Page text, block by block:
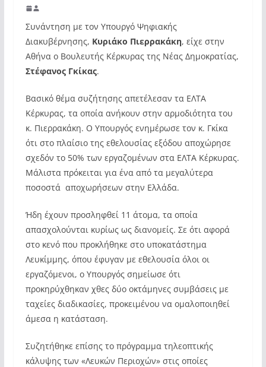
Συνάντηση με τον Υπουργό Ψηφιακής
Διακυβέρνησης, Κυριάκο Πιερρακάκη, είχε στην
Αθήνα ο Βουλευτής Κέρκυρας της Νέας Δημοκρατίας,
Στέφανος Γκίκας.
Βασικό θέμα συζήτησης απετέλεσαν τα ΕΛΤΑ
Κέρκυρας, τα οποία ανήκουν στην αρμοδιότητα του
κ. Πιερρακάκη. Ο Υπουργός ενημέρωσε τον κ. Γκίκα
ότι στο πλαίσιο της εθελουσίας εξόδου αποχώρησε
σχεδόν το 50% των εργαζομένων στα ΕΛΤΑ Κέρκυρας.
Μάλιστα πρόκειται για ένα από τα μεγαλύτερα
ποσοστά αποχωρήσεων στην Ελλάδα.
Ήδη έχουν προσληφθεί 11 άτομα, τα οποία
απασχολούνται κυρίως ως διανομείς. Σε ότι αφορά
στο κενό που προκλήθηκε στο υποκατάστημα
Λευκίμμης, όπου έφυγαν με εθελουσία όλοι οι
εργαζόμενοι, ο Υπουργός σημείωσε ότι
προκηρύχθηκαν χθες δύο οκτάμηνες συμβάσεις με
ταχείες διαδικασίες, προκειμένου να ομαλοποιηθεί
άμεσα η κατάσταση.
Συζητήθηκε επίσης το πρόγραμμα τηλεοπτικής
κάλυψης των «Λευκών Περιοχών» στις οποίες